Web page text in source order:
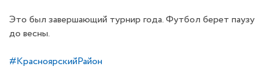
Это был завершающий турнир года. Футбол берет паузу
до весны.
#КрасноярскийРайон